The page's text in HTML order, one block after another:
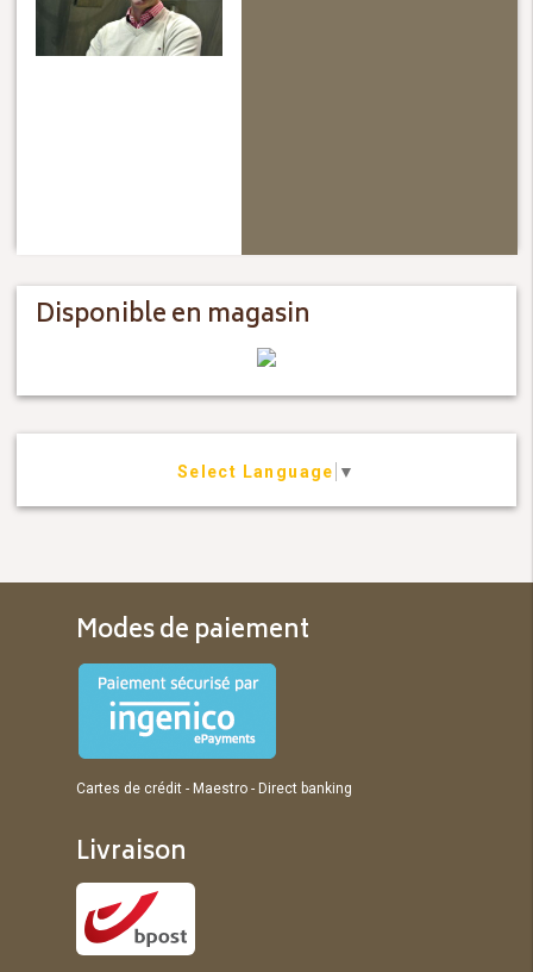
Disponible en magasin
Select Language ▼
Modes de paiement
Cartes de crédit - Maestro - Direct banking
Livraison